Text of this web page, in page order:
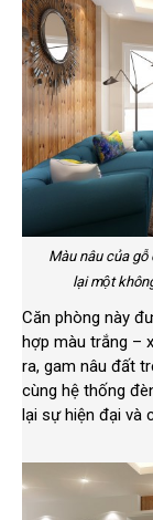
Màu nâu của gỗ
lại một
Căn phòng này
hợp màu trắng –
ra, gam nâu đất
cùng hệ thống
lại sự hiện đại và